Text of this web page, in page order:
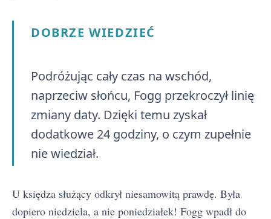
DOBRZE WIEDZIEĆ
Podróżując cały czas na wschód,
naprzeciw słońcu, Fogg przekroczył linię
zmiany daty. Dzięki temu zyskał
dodatkowe 24 godziny, o czym zupełnie
nie wiedział.
U księdza służący odkrył niesamowitą prawdę. Była
dopiero niedziela, a nie poniedziałek! Fogg wpadł do